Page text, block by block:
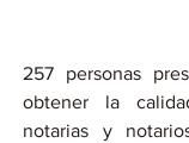
257 personas
obtener la
notarias y